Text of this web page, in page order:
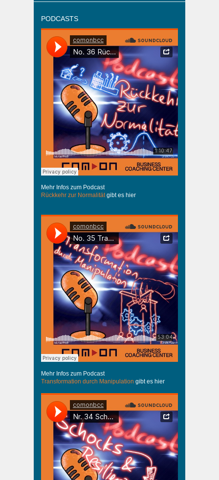
PODCASTS
Mehr Infos zum Podcast
Rückkehr zur Normalitätgibt es hier
Mehr Infos zum Podcast
Transformation durch Manipulation gibt es hier